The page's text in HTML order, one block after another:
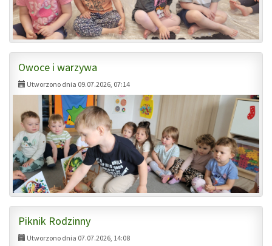
Owoce i warzywa
Utworzono dnia 09.07.2026, 07:14
Piknik Rodzinny
Utworzono dnia 07.07.2026, 14:08